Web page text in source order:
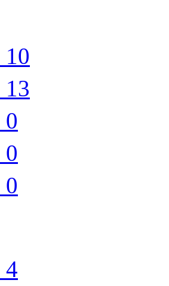
10
13
0
0
0
4